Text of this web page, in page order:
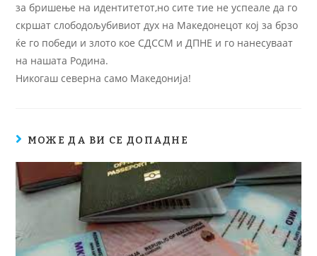
за бришење на идентитетот,но сите тие не успеале да го
скршат слободољубивиот дух на Македонецот кој за брзо
ќе го победи и злото кое СДССМ и ДПНЕ и го нанесуваат
на нашата Родина.
Никогаш северна само Македонија!
МОЖЕ ДА ВИ СЕ ДОПАДНЕ